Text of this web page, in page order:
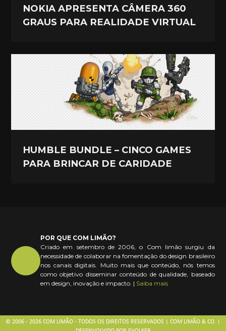
NOKIA APRESENTA CÂMERA 360
GRAUS PARA REALIDADE VIRTUAL
HUMBLE BUNDLE – CINCO GAMES
PARA BRINCAR DE CARIDADE
POR QUE COM LIMÃO?
Criado em setembro de 2006, o Com limão surgiu da
necessidade de colaborar na fomentação do design brasileiro
nos canais digitais. Muito mais que conteúdo, nós temos
como objetivo disseminar conteúdo de qualidade, baseado
em design, inovação e impacto. | Saiba mais
© 2006 - 2026 COM LIMÃO - TODOS OS DIREITOS RESERVADOS | COM LIMÃO & CO. |